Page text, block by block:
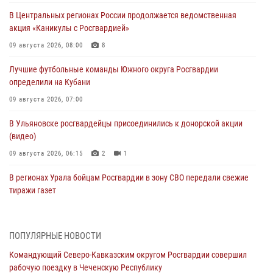
В Центральных регионах России продолжается ведомственная
акция «Каникулы с Росгвардией»
09 августа 2026, 08:00 8
Лучшие футбольные команды Южного округа Росгвардии
определили на Кубани
09 августа 2026, 07:00
В Ульяновске росгвардейцы присоединились к донорской акции
(видео)
09 августа 2026, 06:15 2 1
В регионах Урала бойцам Росгвардии в зону СВО передали свежие
тиражи газет
Росгвардейцы провели занятие по стрелковой подготовке для
краеведения Луганской Народной Республики
09 августа 2026, 05:00
ПОПУЛЯРНЫЕ НОВОСТИ
Командующий Северо-Кавказским округом Росгвардии совершил
рабочую поездку в Чеченскую Республику